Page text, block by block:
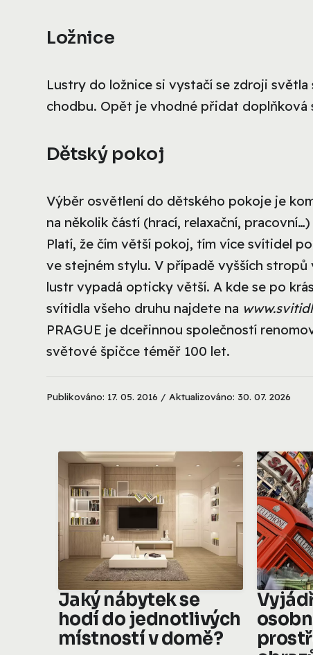
Ložnice
Lustry do ložnice si vystačí se zdroji
chodbu. Opět je vhodné přidat
Dětský pokoj
Výběr osvětlení do dětského pokoje je
na několik částí (hrací, relaxační,
Platí, že čím větší pokoj, tím více svítidel
ve stejném stylu. V případě vyšších
lustr vypadá opticky větší. A kde se po
svítidla všeho druhu najdete na
PRAGUE je dceřinnou společností
světové špičce téměř 100 let.
Publikováno: 17. 05. 2016 / Aktualizováno: 30. 07. 2026
Jaký nábytek se
hodí do jednotlivých
místností v domě?